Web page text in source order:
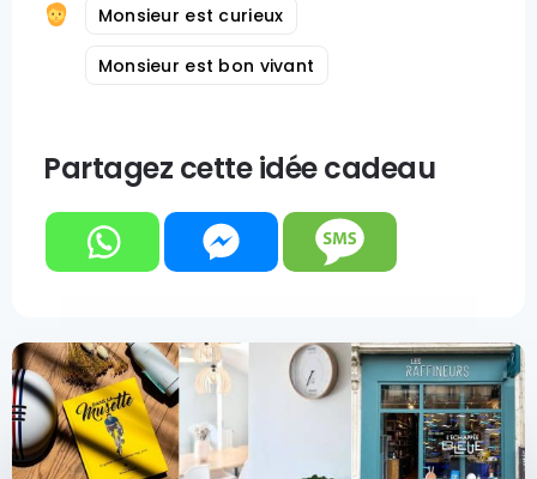
Monsieur est curieux
Monsieur est bon vivant
Partagez cette idée cadeau